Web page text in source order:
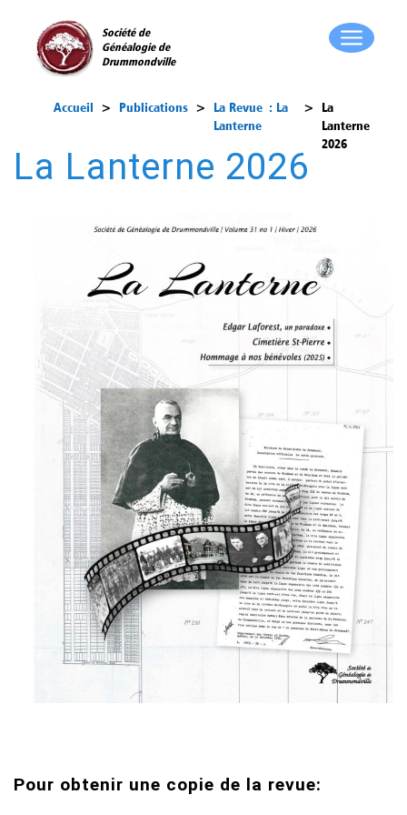
Société de
Généalogie de
Drummondville
Accueil > Publications >
La Revue : La
Lanterne
>
La
Lanterne
2026
La Lanterne 2026
Pour obtenir une copie de la revue: